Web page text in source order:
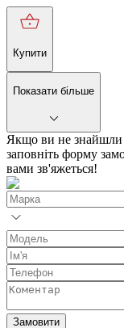
Купити
Показати більше
Якщо ви не знайшли
заповніть форму
вами зв'яжеться!
Замовити